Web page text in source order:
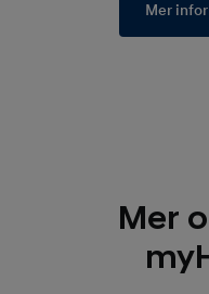
Mer
Mer